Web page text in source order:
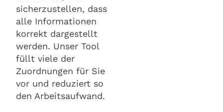
sicherzustellen, dass
alle Informationen
korrekt dargestellt
werden. Unser Tool
füllt viele der
Zuordnungen für Sie
vor und reduziert so
den Arbeitsaufwand.